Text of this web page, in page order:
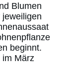
Blumen
beginnt.
März